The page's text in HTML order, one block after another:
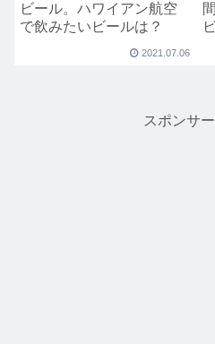
ビール。ハワイアン航空
で飲みたいビールは？
2021.07.06
スポンサ